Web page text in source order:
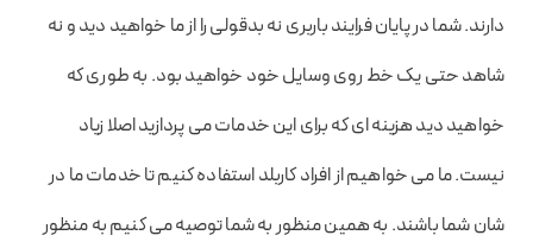
دارند. شما در پایان فرایند باربری نه بدقولی را از ما خواهید دید و نه
شاهد حتی یک خط روی وسایل خود خواهید بود. به طوری که
خواهید دید هزینه ای که برای این خدمات می پردازید اصلا زیاد
نیست. ما می خواهیم از افراد کاربلد استفاده کنیم تا خدمات ما در
شان شما باشند. به همین منظور به شما توصیه می کنیم به منظور